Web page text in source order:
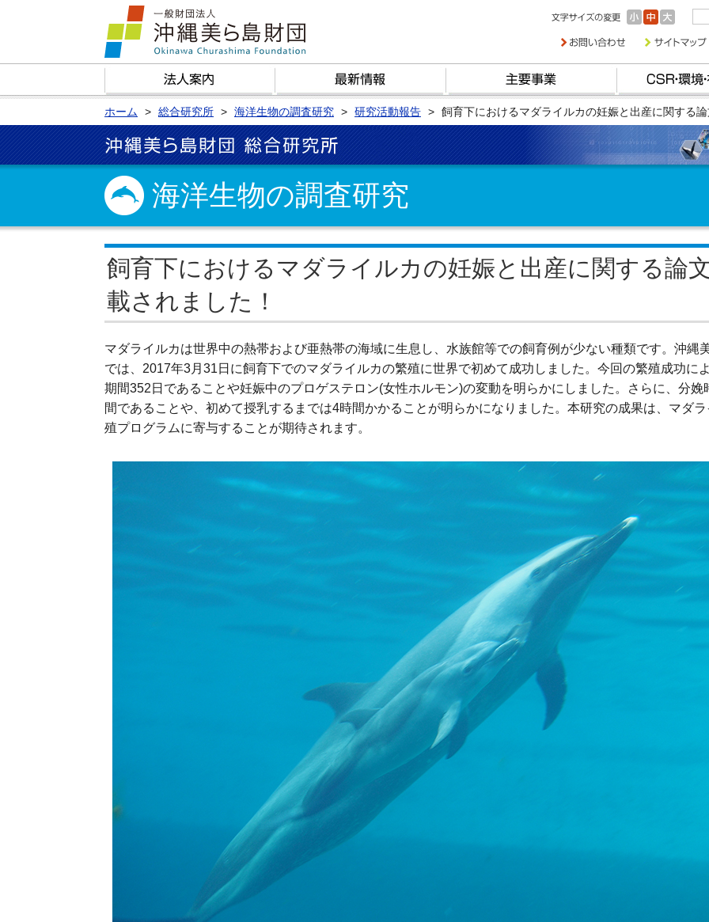
ホーム 総合研究所 海洋生物の調査研究 研究活動報告 飼育下におけるマダライルカの妊娠と出産に関する
海洋生物の調査研究
飼育下におけるマダライルカの妊娠と出産に関する論
載されました！
マダライルカは世界中の熱帯および亜熱帯の海域に生息し、水族館等での飼育例が少ない種類です。沖縄
では、2017年3月31日に飼育下でのマダライルカの繁殖に世界で初めて成功しました。今回の繁殖成功に
期間352日であることや妊娠中のプロゲステロン(女性ホルモン)の変動を明らかにしました。さらに、分娩
間であることや、初めて授乳するまでは4時間かかることが明らかになりました。本研究の成果は、マダ
殖プログラムに寄与することが期待されます。